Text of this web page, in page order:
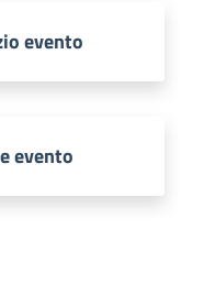
evento
evento